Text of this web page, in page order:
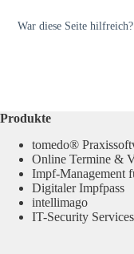
War diese Seite hilfreich?
Produkte
tomedo®
Online Termine &
Impf-Management
Digitaler Impfpass
intellimago
IT-Security Services